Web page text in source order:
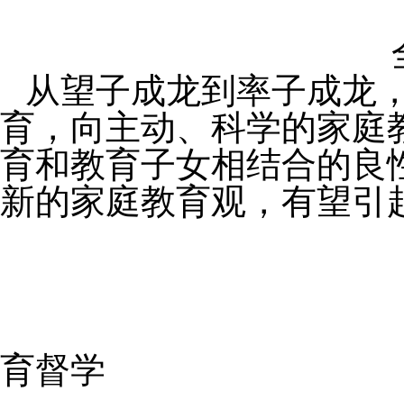
从望子成龙到率子成龙
育，向主动、科学的家庭
育和教育子女相结合的良
新的家庭教育观，有望
育督学